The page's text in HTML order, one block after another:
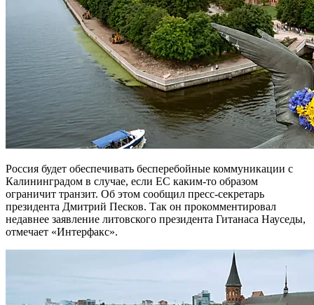
Россия будет обеспечивать бесперебойные коммуникации с
Калининградом в случае, если ЕС каким-то образом
ограничит транзит. Об этом сообщил пресс-секретарь
президента Дмитрий Песков. Так он прокомментировал
недавнее заявление литовского президента Гитанаса Науседы,
отмечает «Интерфакс».